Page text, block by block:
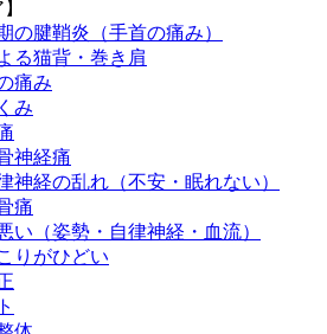
の腱鞘炎（手首の痛み）
る猫背・巻き肩
痛み
み
神経痛
神経の乱れ（不安・眠れない）
痛
い（姿勢・自律神経・血流）
りがひどい